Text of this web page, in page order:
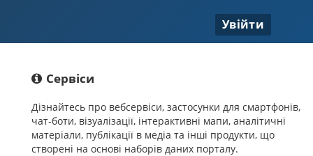
Увійти
Сервіси
Дізнайтесь про вебсервіси, застосунки для смартфонів,
чат-боти, візуалізації, інтерактивні мапи, аналітичні
матеріали, публікації в медіа та інші продукти, що
створені на основі наборів даних порталу.